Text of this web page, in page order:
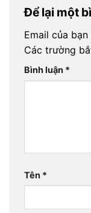
Để lại một
Email của
Các trường
Bình luận *
Tên *